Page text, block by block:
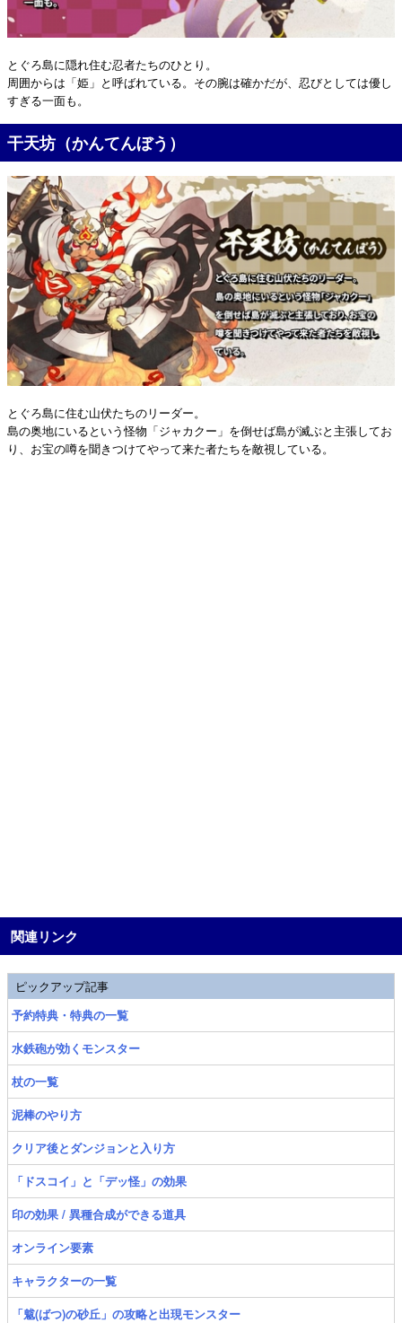
とぐろ島に隠れ住む忍者たちのひとり。
周囲からは「姫」と呼ばれている。その腕は確かだが、忍びとしては優し
すぎる一面も。
干天坊（かんてんぼう）
とぐろ島に住む山伏たちのリーダー。
島の奥地にいるという怪物「ジャカクー」を倒せば島が滅ぶと主張してお
り、お宝の噂を聞きつけてやって来た者たちを敵視している。
関連リンク
ピックアップ記事
予約特典・特典の一覧
水鉄砲が効くモンスター
杖の一覧
泥棒のやり方
クリア後とダンジョンと入り方
「ドスコイ」と「デッ怪」の効果
印の効果 / 異種合成ができる道具
オンライン要素
キャラクターの一覧
「魃(ばつ)の砂丘」の攻略と出現モンスター